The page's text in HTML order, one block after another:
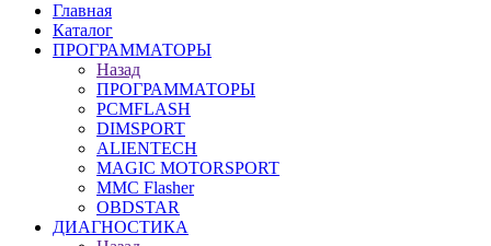
Главная
Каталог
ПРОГРАММАТОРЫ
Назад
ПРОГРАММАТОРЫ
PCMFLASH
DIMSPORT
ALIENTECH
MAGIC MOTORSPORT
MMC Flasher
OBDSTAR
ДИАГНОСТИКА